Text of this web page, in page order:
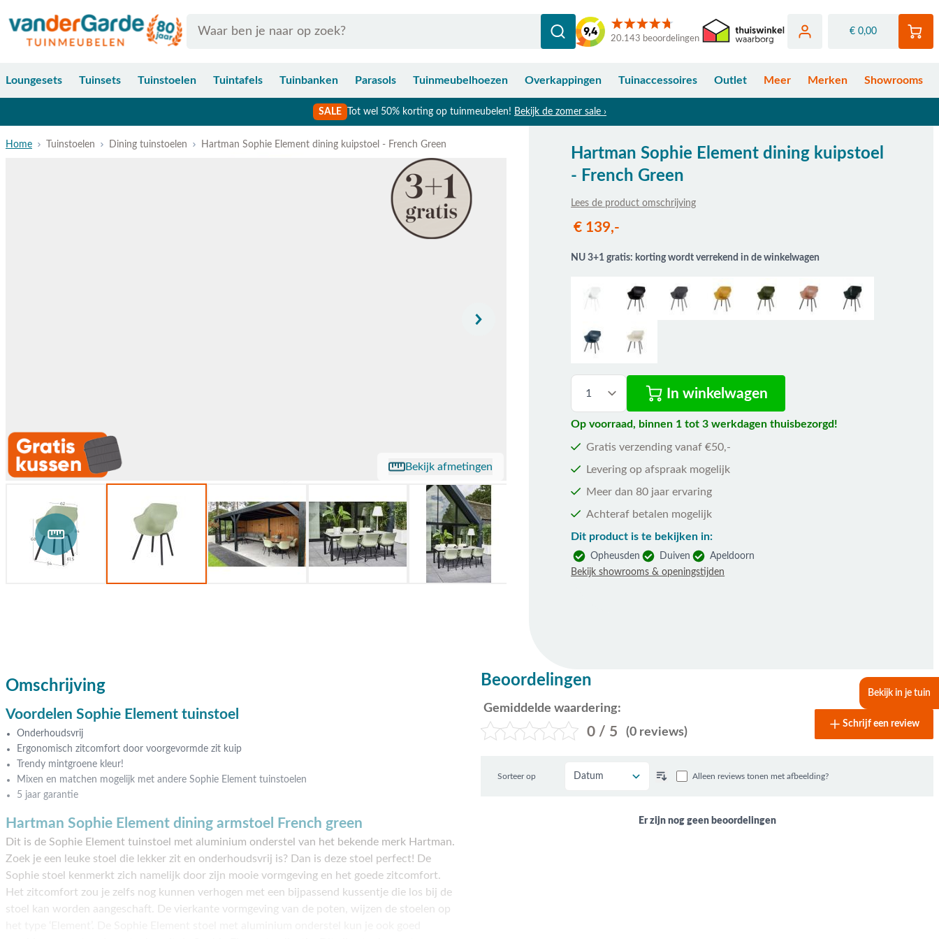
20.143 beoordelingen
€ 0,00
Loungesets Tuinsets Tuinstoelen Tuintafels Tuinbanken Parasols Tuinmeubelhoezen Overkappingen Tuinaccessoires Outlet Meer Merken Showrooms
SALE Tot wel 50% korting op tuinmeubelen! Bekijk de zomer sale ›
Bekijk in je tuin
Home Tuinstoelen Dining tuinstoelen Hartman Sophie Element dining kuipstoel - French Green
Bekijk afmetingen
Hartman Sophie Element dining kuipstoel
- French Green
Lees de product omschrijving
€ 139,-
NU 3+1 gratis: korting wordt verrekend in de winkelwagen
In winkelwagen
Op voorraad, binnen 1 tot 3 werkdagen thuisbezorgd!
Gratis verzending vanaf €50,-
Levering op afspraak mogelijk
Meer dan 80 jaar ervaring
Achteraf betalen mogelijk
Dit product is te bekijken in:
Opheusden Duiven
Apeldoorn
Bekijk showrooms & openingstijden
Omschrijving
Voordelen Sophie Element tuinstoel
Onderhoudsvrij
Ergonomisch zitcomfort door voorgevormde zit kuip
Trendy mintgroene kleur!
Mixen en matchen mogelijk met andere Sophie Element tuinstoelen
5 jaar garantie
Hartman Sophie Element dining armstoel French green
Dit is de Sophie Element tuinstoel met aluminium onderstel van het bekende merk Hartman.
Zoek je een leuke stoel die lekker zit en onderhoudsvrij is? Dan is deze stoel perfect! De
Sophie stoel kenmerkt zich namelijk door zijn mooie vormgeving en het goede zitcomfort.
Het zitcomfort zou je zelfs nog kunnen verhogen met een bijpassend kussentje die los bij de
stoel kan worden aangeschaft. De vierkante vormgeving van de poten, wijzen de stoelen op
Beoordelingen
Gemiddelde waardering:
0 / 5 (0 reviews)
Schrijf een review
Alleen reviews tonen met afbeelding?
Sorteer op
Er zijn nog geen beoordelingen